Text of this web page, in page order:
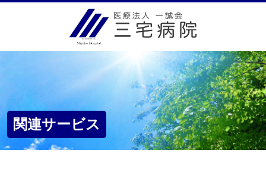
関連サービス